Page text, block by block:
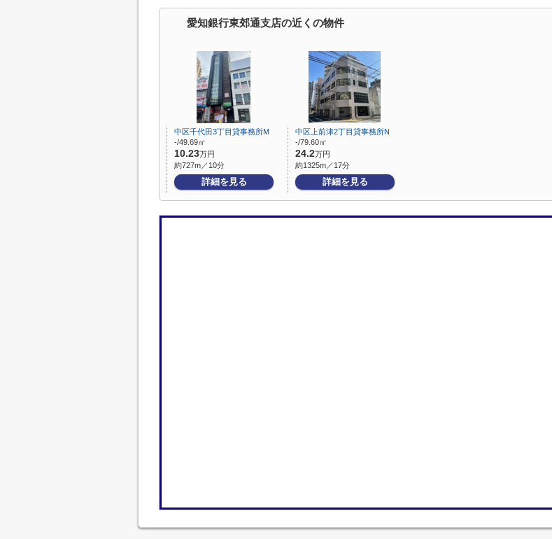
愛知銀行東郊通支店の近くの物件
中区千代田3丁目貸事務所M
-/49.69㎡
10.23万円
約727m／10分
詳細を見る
中区上前津2丁目貸事務所N
-/79.60㎡
24.2万円
約1325m／17分
詳細を見る